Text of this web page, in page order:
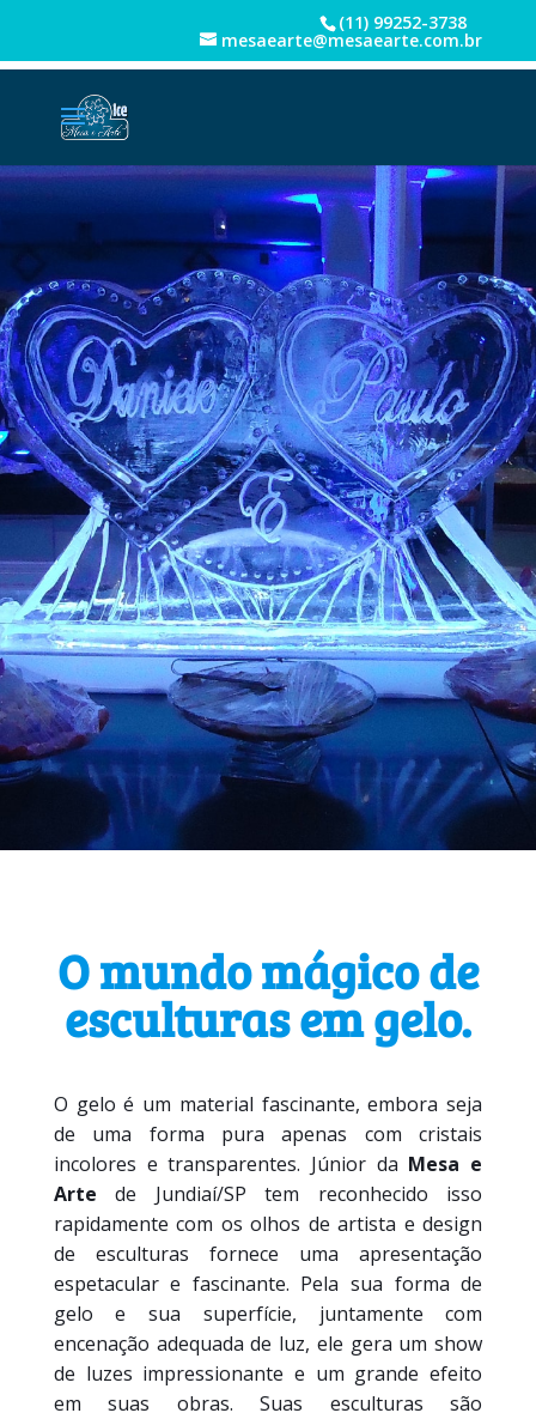
(11) 99252-3738
mesaearte@mesaearte.com.br
O mundo mágico de
esculturas em gelo.
O gelo é um material fascinante, embora seja
de uma forma pura apenas com cristais
incolores e transparentes. Júnior da Mesa e
Arte de Jundiaí/SP tem reconhecido isso
rapidamente com os olhos de artista e design
de esculturas fornece uma apresentação
espetacular e fascinante. Pela sua forma de
gelo e sua superfície, juntamente com
encenação adequada de luz, ele gera um show
de luzes impressionante e um grande efeito
em suas obras. Suas esculturas são